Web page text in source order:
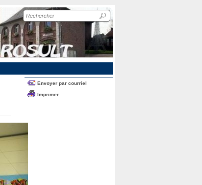
Recherche
sur
le
site
Envoyer par courriel
Imprimer